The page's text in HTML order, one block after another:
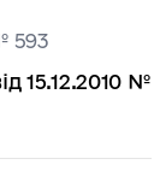
593
15.12.2010 №